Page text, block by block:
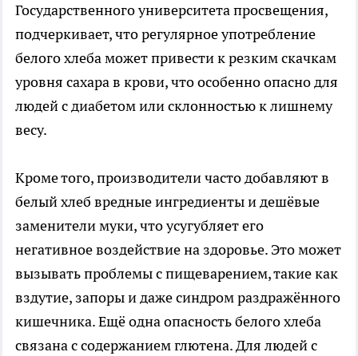
Государственного университета просвещения,
подчеркивает, что регулярное употребление
белого хлеба может привести к резким скачкам
уровня сахара в крови, что особенно опасно для
людей с диабетом или склонностью к лишнему
весу.
Кроме того, производители часто добавляют в
белый хлеб вредные ингредиенты и дешёвые
заменители муки, что усугубляет его
негативное воздействие на здоровье. Это может
вызывать проблемы с пищеварением, такие как
вздутие, запоры и даже синдром раздражённого
кишечника. Ещё одна опасность белого хлеба
связана с содержанием глютена. Для людей с